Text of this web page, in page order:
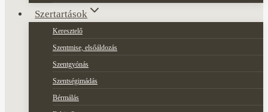
Szertartások
Keresztelő
Szentmise, elsőáldozás
Szentgyónás
Szentségimádás
Bérmálás